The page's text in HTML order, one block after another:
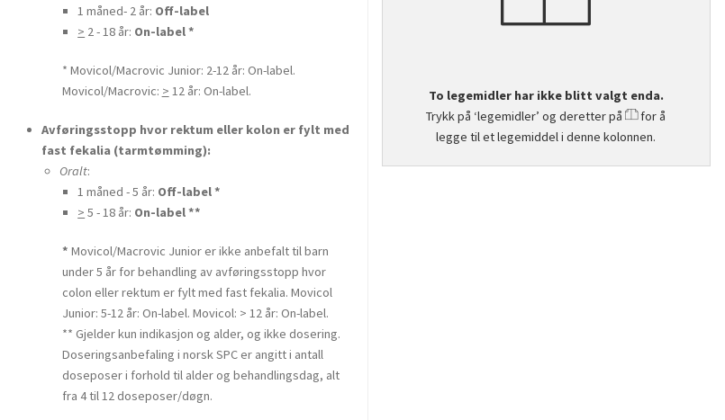
1 måned- 2 år: Off-label
> 2 - 18 år: On-label *
* Movicol/Macrovic Junior: 2-12 år: On-label.
Movicol/Macrovic: > 12 år: On-label.
Avføringsstopp hvor rektum eller kolon er fylt med
fast fekalia (tarmtømming):
Oralt:
1 måned - 5 år: Off-label *
> 5 - 18 år: On-label **
* Movicol/Macrovic Junior er ikke anbefalt til barn
under 5 år for behandling av avføringsstopp hvor
colon eller rektum er fylt med fast fekalia. Movicol
Junior: 5-12 år: On-label. Movicol: > 12 år: On-label.
** Gjelder kun indikasjon og alder, og ikke dosering.
Doseringsanbefaling i norsk SPC er angitt i antall
doseposer i forhold til alder og behandlingsdag, alt
fra 4 til 12 doseposer/døgn.
To legemidler har ikke blitt valgt enda.
Trykk på ‘legemidler’ og deretter på
for å
legge til et legemiddel i denne kolonnen.